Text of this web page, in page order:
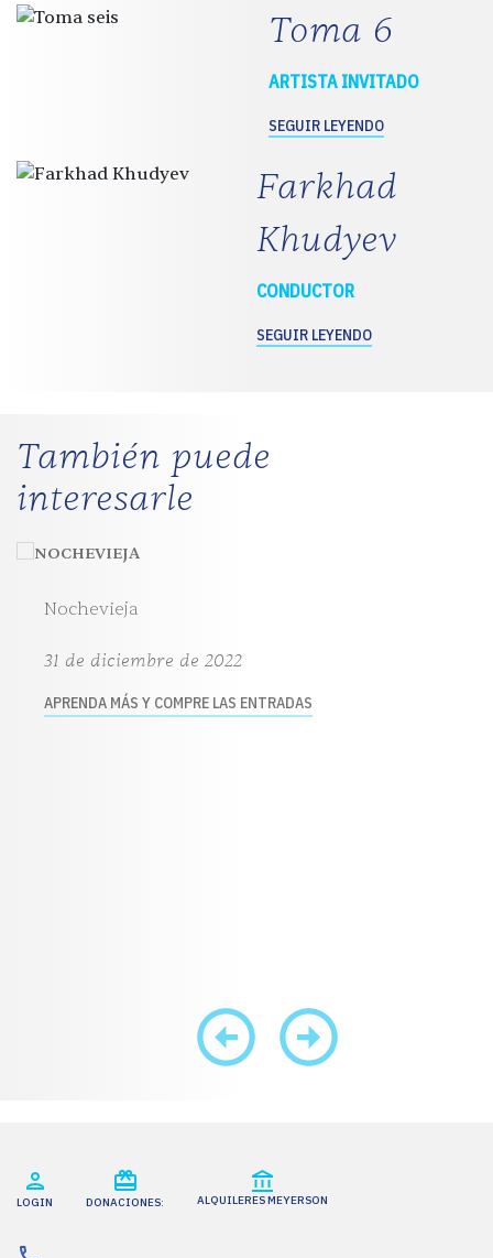
Toma 6
ARTISTA INVITADO
SEGUIR LEYENDO
Farkhad
Khudyev
CONDUCTOR
SEGUIR LEYENDO
También puede
interesarle
Nochevieja
31 de diciembre de 2022
APRENDA MÁS Y COMPRE LAS ENTRADAS
LOGIN DONACIONES: ALQUILERES MEYERSON